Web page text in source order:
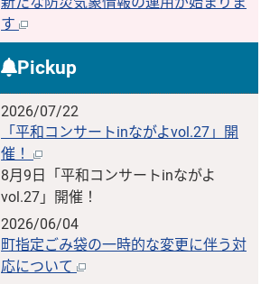
す
Pickup
2026/07/22
「平和コンサートinながよvol.27」開
催！
8月9日「平和コンサートinながよ
vol.27」開催！
2026/06/04
町指定ごみ袋の一時的な変更に伴う対
応について